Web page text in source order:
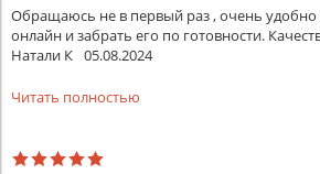
Обращаюсь не в первый раз , очень удобно
онлайн и забрать его по готовности.
Натали К 05.08.2024
Читать полностью